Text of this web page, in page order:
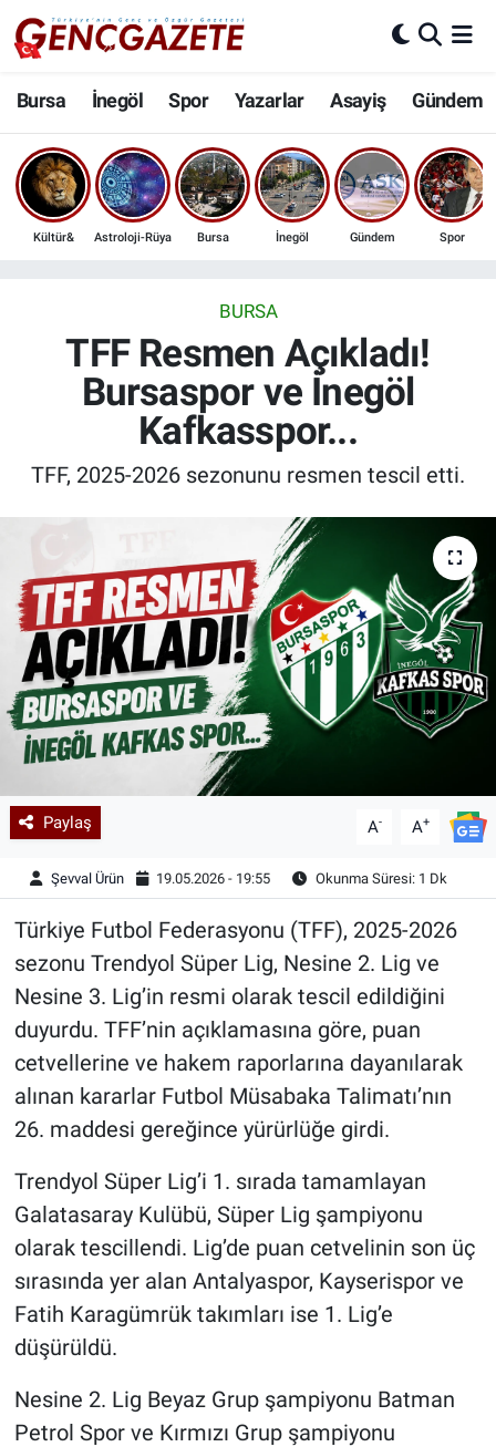
Bursa İnegöl Spor Yazarlar Asayiş Gündem
Kültür& Astroloji-Rüya Bursa İnegöl Gündem Spor
BURSA
TFF Resmen Açıkladı!
Bursaspor ve İnegöl
Kafkasspor...
TFF, 2025-2026 sezonunu resmen tescil etti.
Paylaş A- A+
Şevval Ürün 19.05.2026 - 19:55 Okunma Süresi: 1 Dk
Türkiye Futbol Federasyonu (TFF), 2025-2026
sezonu Trendyol Süper Lig, Nesine 2. Lig ve
Nesine 3. Lig’in resmi olarak tescil edildiğini
duyurdu. TFF’nin açıklamasına göre, puan
cetvellerine ve hakem raporlarına dayanılarak
alınan kararlar Futbol Müsabaka Talimatı’nın
26. maddesi gereğince yürürlüğe girdi.
Trendyol Süper Lig’i 1. sırada tamamlayan
Galatasaray Kulübü, Süper Lig şampiyonu
olarak tescillendi. Lig’de puan cetvelinin son üç
sırasında yer alan Antalyaspor, Kayserispor ve
Fatih Karagümrük takımları ise 1. Lig’e
düşürüldü.
Nesine 2. Lig Beyaz Grup şampiyonu Batman
Petrol Spor ve Kırmızı Grup şampiyonu
Bursa
İnegöl
3.SAYFA
Ekonomi
İnanç
Kültür & Sanat
Sağlık
Siyaset
Teknoloji
Yazarlar
Astroloji-Rüya
Nöbetçi Eczaneler
Hava Durumu
Trafik Durumu
Son Dakika Haberleri
Haber Arşivi